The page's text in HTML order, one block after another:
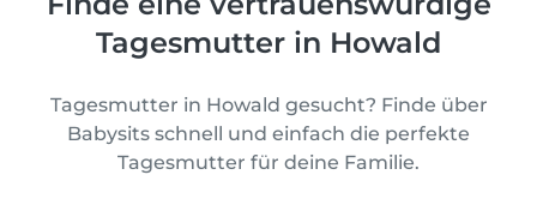
Tagesmutter in Howald
Tagesmutter in Howald gesucht? Finde über
Babysits schnell und einfach die perfekte
Tagesmutter für deine Familie.